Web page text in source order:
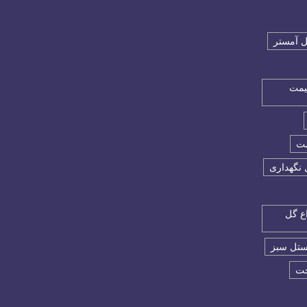
آمستر
نگهداری
گل
سبز